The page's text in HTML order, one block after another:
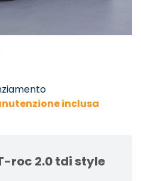
inclusa
roc 2.0 tdi style